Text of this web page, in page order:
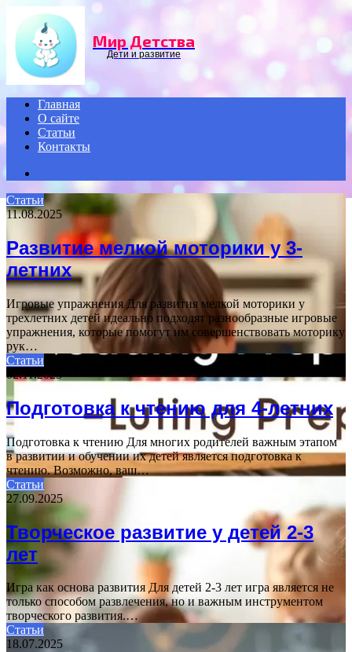
Мир Детства
Дети и развитие
Главная
О сайте
Статьи
Контакты
Статьи
11.08.2025
Развитие мелкой моторики у 3-
летних
Игровые упражнения Для развития мелкой моторики у
трехлетних детей идеально подходят разнообразные игровые
упражнения, которые помогут им совершенствовать моторику
рук…
Статьи
02.11.2025
Подготовка к чтению для 4-летних
Подготовка к чтению Для многих родителей важным этапом
в развитии и обучении их детей является подготовка к
чтению. Возможно, ваш…
Статьи
27.09.2025
Творческое развитие у детей 2-3
лет
Игра как основа развития Для детей 2-3 лет игра является не
только способом развлечения, но и важным инструментом
творческого развития.…
Статьи
18.07.2025